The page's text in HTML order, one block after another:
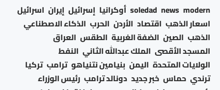
modern
news
soledad أوكرانيا إسرائيل إيران اسرائيل
اسعار الذهب اقتصاد الأردن الحرب الذكاء الاصطناعي
الذهب الصين الضفة الغربية الطقس العراق
المسجد الأقصى الملك عبدالله الثاني النفط
الولايات المتحدة اليمن بنيامين نتنياهو ترامب تركيا
ترندي حماس خبر جديد دونالد ترامب رئيس الوزراء